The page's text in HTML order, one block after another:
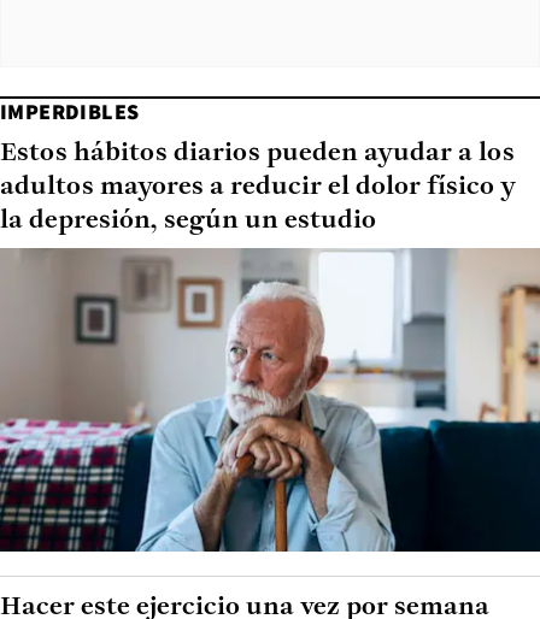
IMPERDIBLES
Estos hábitos diarios pueden ayudar a los
adultos mayores a reducir el dolor físico y
la depresión, según un estudio
Hacer este ejercicio una vez por semana